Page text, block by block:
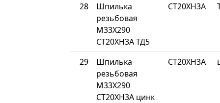
28
Шпилька
резьбовая
М33Х290
СТ20ХН3А ТД5
СТ20ХН3А
29
Шпилька
резьбовая
М33Х290
СТ20ХН3А цинк
СТ20ХН3А